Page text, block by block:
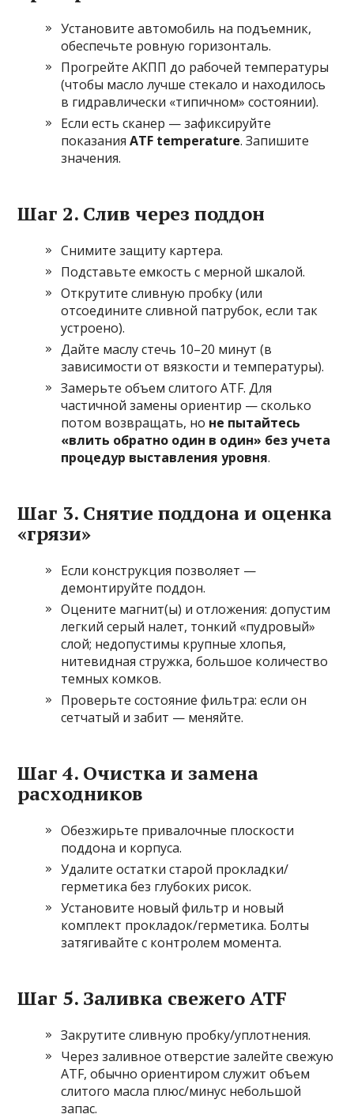
Установите автомобиль на подъемник,
обеспечьте ровную горизонталь.
Прогрейте АКПП до рабочей температуры
(чтобы масло лучше стекало и находилось
в гидравлически «типичном» состоянии).
Если есть сканер — зафиксируйте
показанияATF temperature. Запишите
значения.
Шаг 2. Слив через поддон
Снимите защиту картера.
Подставьте емкость с мерной шкалой.
Открутите сливную пробку (или
отсоедините сливной патрубок, если так
устроено).
Дайте маслу стечь 10–20 минут (в
зависимости от вязкости и температуры).
Замерьте объем слитого ATF. Для
частичной замены ориентир — сколько
потом возвращать, но не пытайтесь
«влить обратно один в один» без учета
процедур выставления уровня.
Шаг 3. Снятие поддона и оценка
«грязи»
Если конструкция позволяет —
демонтируйте поддон.
Оцените магнит(ы) и отложения: допустим
легкий серый налет, тонкий «пудровый»
слой; недопустимы крупные хлопья,
нитевидная стружка, большое количество
темных комков.
Проверьте состояние фильтра: если он
сетчатый и забит — меняйте.
Шаг 4. Очистка и замена
расходников
Обезжирьте привалочные плоскости
поддона и корпуса.
Удалите остатки старой прокладки/
герметика без глубоких рисок.
Установите новый фильтр и новый
комплект прокладок/герметика. Болты
затягивайте с контролем момента.
Шаг 5. Заливка свежего ATF
Закрутите сливную пробку/уплотнения.
Через заливное отверстие залейте свежую
ATF, обычно ориентиром служит объем
слитого масла плюс/минус небольшой
запас.